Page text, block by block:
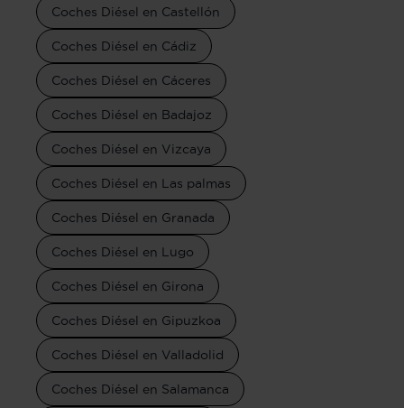
Coches Diésel en Castellón
Coches Diésel en Cádiz
Coches Diésel en Cáceres
Coches Diésel en Badajoz
Coches Diésel en Vizcaya
Coches Diésel en Las palmas
Coches Diésel en Granada
Coches Diésel en Lugo
Coches Diésel en Girona
Coches Diésel en Gipuzkoa
Coches Diésel en Valladolid
Coches Diésel en Salamanca